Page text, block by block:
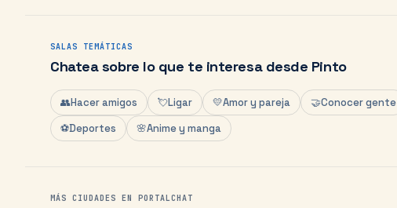
SALAS TEMÁTICAS
Chatea sobre lo que te interesa desde Pinto
👥Hacer amigos 💘Ligar 💛Amor y pareja 🤝Conocer gente
⚽Deportes 🌸Anime y manga
MÁS CIUDADES EN PORTALCHAT